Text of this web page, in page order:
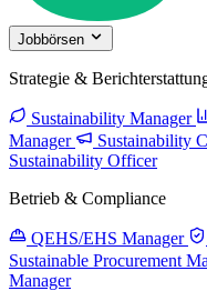
Jobbörsen
Strategie &
Sustainability Manager
Manager
Sustainability
Sustainability Officer
Betrieb & Compliance
QEHS/EHS Manager
Sustainable Procurement
Manager